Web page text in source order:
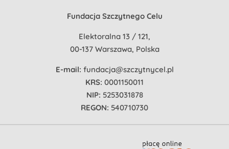
Fundacja Szczytnego Celu
Elektoralna 13 / 121,
00-137 Warszawa, Polska
E-mail: fundacja@szczytnycel.pl
KRS: 0001150011
NIP: 5253031878
REGON: 540710730